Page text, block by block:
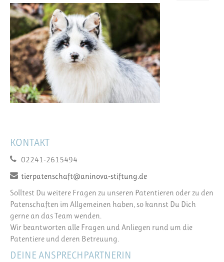
Patenschaft verschenken
Blog
FAQ
KONTAKT
02241-2615494
tierpatenschaft@aninova-stiftung.de
Solltest Du weitere Fragen zu unseren Patentieren oder zu den
Patenschaften im Allgemeinen haben, so kannst Du Dich
gerne an das Team wenden.
Wir beantworten alle Fragen und Anliegen rund um die
Patentiere und deren Betreuung.
DEINE ANSPRECHPARTNERIN